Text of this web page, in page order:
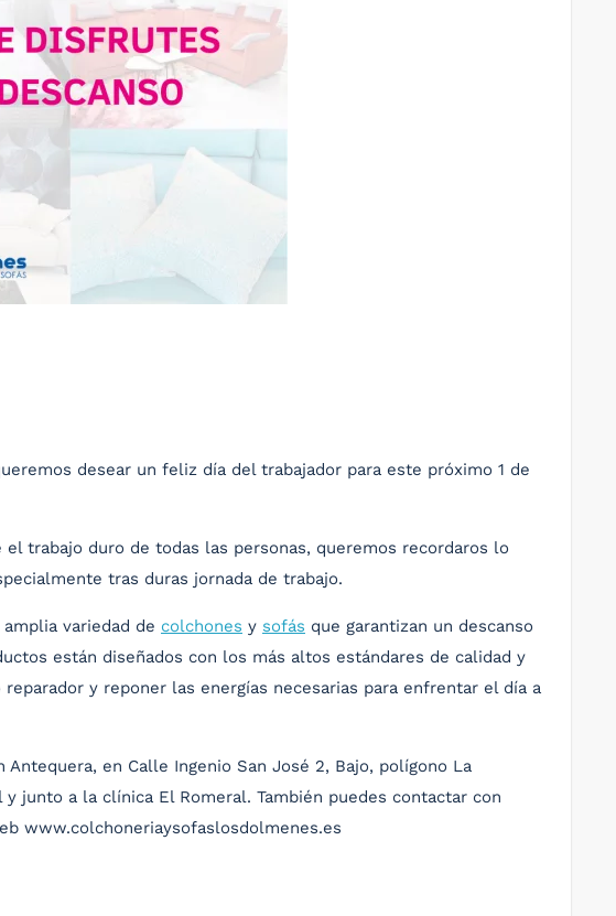
desear un feliz día del trabajador para este próximo 1 de
trabajo duro de todas las personas, queremos recordaros lo
tras duras jornada de trabajo.
variedad de colchones y sofás que garantizan un descanso
están diseñados con los más altos estándares de calidad y
y reponer las energías necesarias para enfrentar el día a
en Calle Ingenio San José 2, Bajo, polígono La
junto a la clínica El Romeral. También puedes contactar con
www.colchoneriaysofaslosdolmenes.es